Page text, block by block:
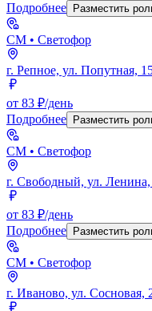
Подробнее
Разместить
СМ • Светофор
г. Репное, ул. Попутная,
от 83 ₽/день
Подробнее
Разместить
СМ • Светофор
г. Свободный, ул.
от 83 ₽/день
Подробнее
Разместить
СМ • Светофор
г. Иваново, ул. Сосновая,